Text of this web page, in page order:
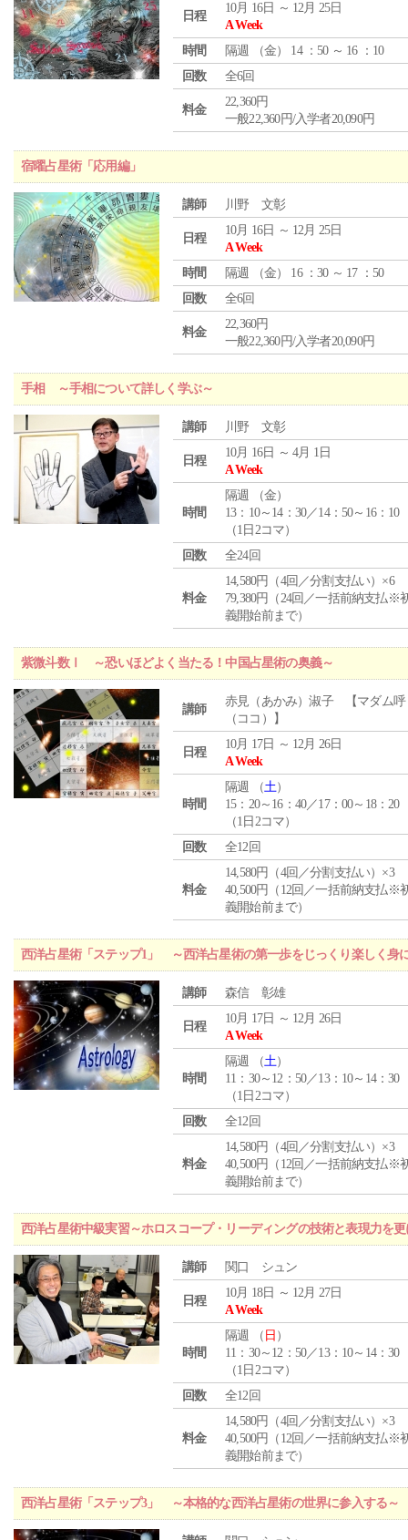
日程
10月 16日 ～ 12月 25日
A Week
時間
隔週 （金） 14 ：50 ～ 16 ：10
回数
全6回
料金
22,360円
一般22,360円/入学者20,090円
宿曜占星術「応用編」
講師 川野 文彰
日程
10月 16日 ～ 12月 25日
A Week
時間
隔週 （金） 16 ：30 ～ 17 ：50
回数
全6回
料金
22,360円
一般22,360円/入学者20,090円
手相 ～手相について詳しく学ぶ～
講師 川野 文彰
日程
10月 16日 ～ 4月 1日
A Week
時間
隔週 （金）
13：10～14：30／14：50～16：10
（1日2コマ）
回数
全24回
料金
14,580円（4回／分割支払い）×6
79,380円（24回／一括前納支払※
義開始前まで）
紫微斗数Ⅰ ～恐いほどよく当たる！中国占星術の奥義～
講師
赤見（あかみ）淑子 【マダム呼
（ココ）】
日程
10月 17日 ～ 12月 26日
A Week
時間
隔週 （土）
15：20～16：40／17：00～18：20
（1日2コマ）
回数
全12回
料金
14,580円（4回／分割支払い）×3
40,500円（12回／一括前納支払※
義開始前まで）
西洋占星術「ステップ1」 ～西洋占星術の第一歩をじっくり楽しく身
講師 森信 彰雄
日程
10月 17日 ～ 12月 26日
A Week
時間
隔週 （土）
11：30～12：50／13：10～14：30
（1日2コマ）
回数
全12回
料金
14,580円（4回／分割支払い）×3
40,500円（12回／一括前納支払※
義開始前まで）
西洋占星術中級実習～ホロスコープ・リーディングの技術と表現力を
講師 関口 シュン
日程
10月 18日 ～ 12月 27日
A Week
時間
隔週 （ 日 ）
11：30～12：50／13：10～14：30
（1日2コマ）
回数
全12回
料金
14,580円（4回／分割支払い）×3
40,500円（12回／一括前納支払※
義開始前まで）
西洋占星術「ステップ3」 ～本格的な西洋占星術の世界に参入する～